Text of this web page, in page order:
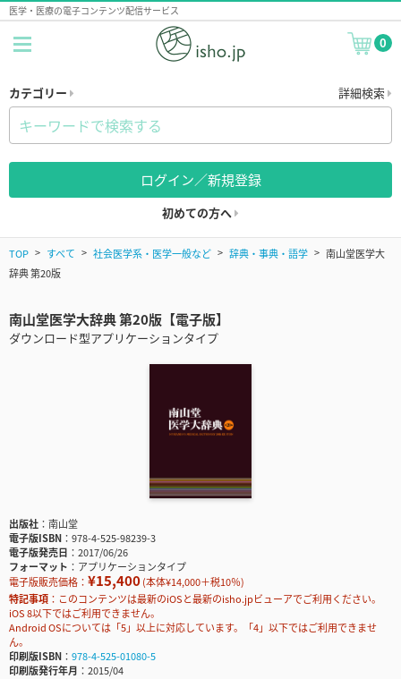
医学・医療の電子コンテンツ配信サービス
0
カテゴリー 詳細検索
ログイン／新規登録
初めての方へ
TOP すべて 社会医学系・医学一般など 辞典・事典・語学
南山堂医学大
辞典 第20版
南山堂医学大辞典 第20版【電子版】
ダウンロード型アプリケーションタイプ
出版社
南山堂
電子版ISBN
978-4-525-98239-3
電子版発売日
2017/06/26
フォーマット
アプリケーションタイプ
電子版販売価格： ¥15,400(本体¥14,000＋税10％)
特記事項
このコンテンツは最新のiOSと最新のisho.jpビューアでご利用ください。
iOS 8以下ではご利用できません。
Android OSについては「5」以上に対応しています。「4」以下ではご利用できませ
ん。
印刷版ISBN
978-4-525-01080-5
印刷版発行年月
2015/04